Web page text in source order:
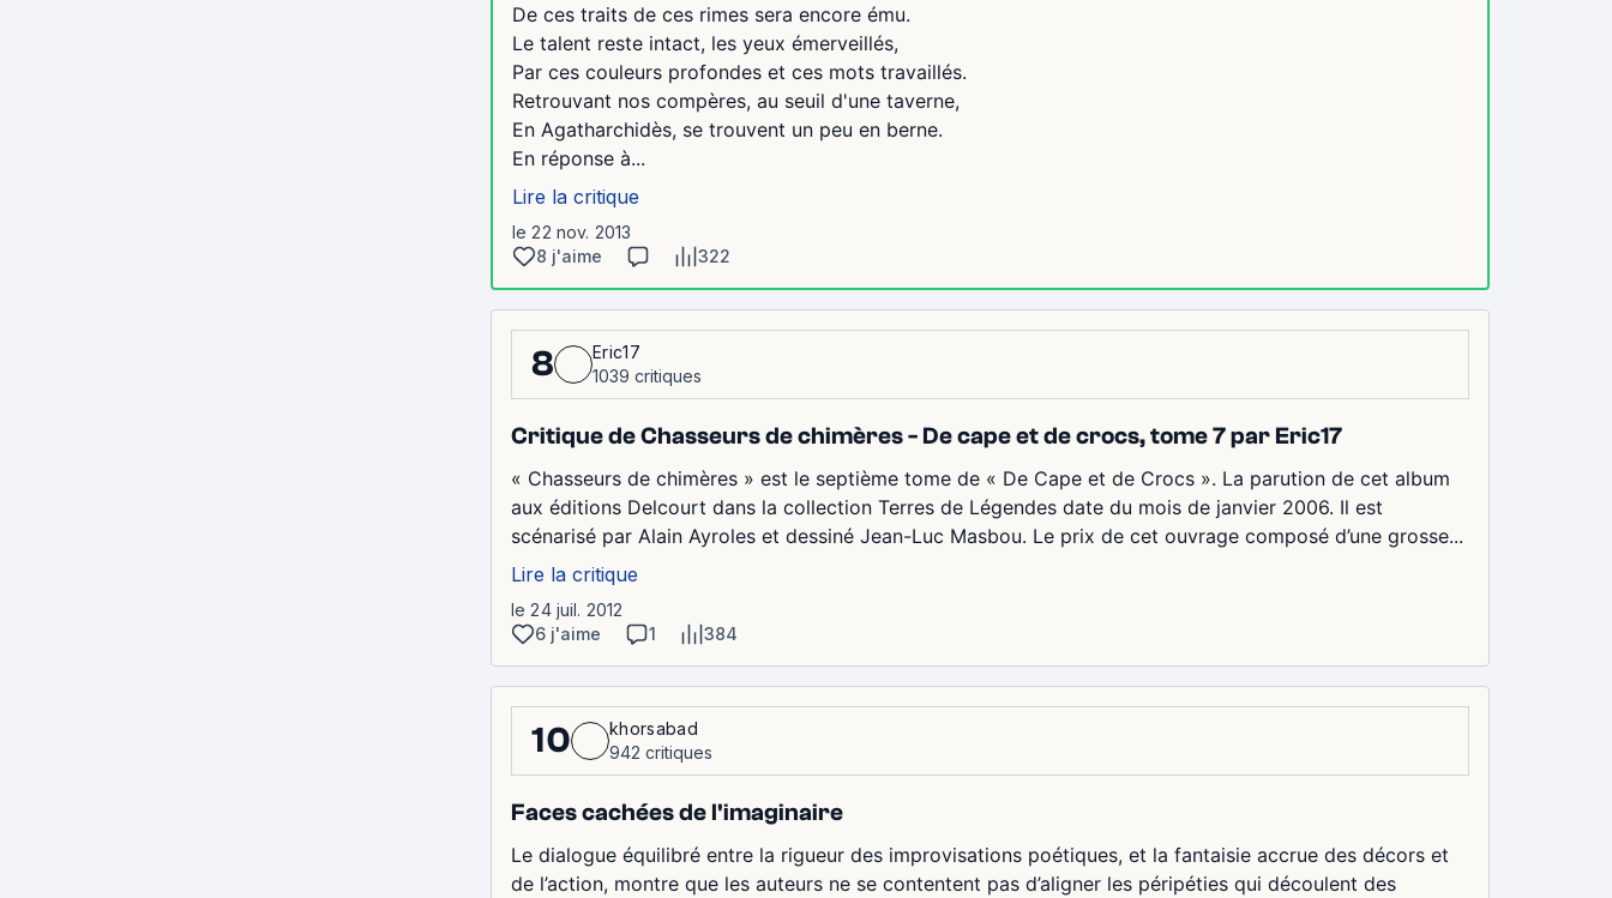
De ces traits de ces rimes sera encore ému.
Le talent reste intact, les yeux émerveillés,
Par ces couleurs profondes et ces mots travaillés.
Retrouvant nos compères, au seuil d'une taverne,
En Agatharchidès, se trouvent un peu en berne.
En réponse à...
Lire la critique
le 22 nov. 2013
8 j'aime
322
8
Eric17
1039 critiques
Critique de Chasseurs de chimères - De cape et de crocs, tome 7 par Eric17
« Chasseurs de chimères » est le septième tome de « De Cape et de Crocs ». La parution de cet album
aux éditions Delcourt dans la collection Terres de Légendes date du mois de janvier 2006. Il est
scénarisé par Alain Ayroles et dessiné Jean-Luc Masbou. Le prix de cet ouvrage composé d’une grosse...
Lire la critique
le 24 juil. 2012
6 j'aime
1 384
10
khorsabad
942 critiques
Faces cachées de l'imaginaire
Le dialogue équilibré entre la rigueur des improvisations poétiques, et la fantaisie accrue des décors et
de l’action, montre que les auteurs ne se contentent pas d’aligner les péripéties qui découlent des